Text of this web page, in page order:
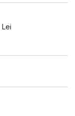
Lei